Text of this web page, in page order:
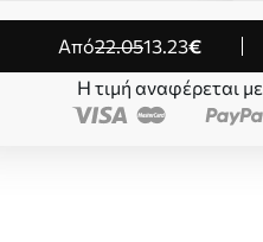
από22.0513.23€
Η τιμή αναφέρεται με